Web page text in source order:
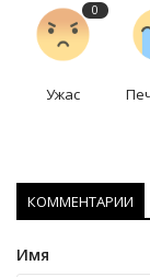
0
Ужас
КОММЕНТАРИИ
Имя